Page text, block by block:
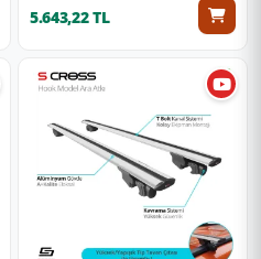
tarafınıza ulaştırılır. %100
garantisiyle.
5.643,22 TL